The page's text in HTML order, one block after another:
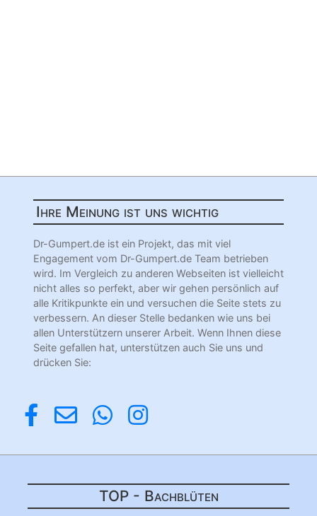
Ihre Meinung ist uns wichtig
Dr-Gumpert.de ist ein Projekt, das mit viel
Engagement vom Dr-Gumpert.de Team betrieben
wird. Im Vergleich zu anderen Webseiten ist vielleicht
nicht alles so perfekt, aber wir gehen persönlich auf
alle Kritikpunkte ein und versuchen die Seite stets zu
verbessern. An dieser Stelle bedanken wie uns bei
allen Unterstützern unserer Arbeit. Wenn Ihnen diese
Seite gefallen hat, unterstützen auch Sie uns und
drücken Sie:
TOP - Bachblüten